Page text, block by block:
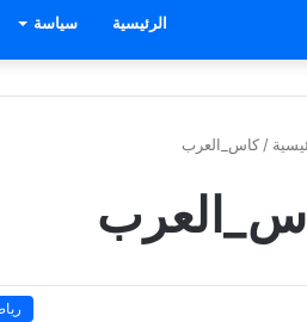
الرئيسية سياسة
/ كاس_العرب